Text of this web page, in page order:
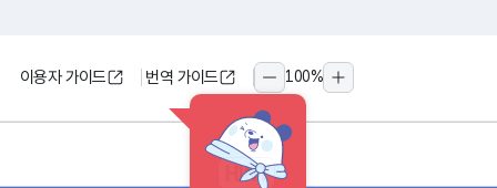
HINT
이용자 가이드 번역 가이드
축소
100%
확대